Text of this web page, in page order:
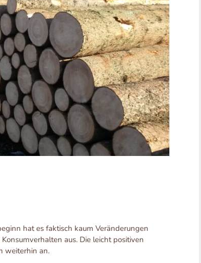
hat es faktisch kaum Veränderungen
aus. Die leicht positiven
weiterhin an.